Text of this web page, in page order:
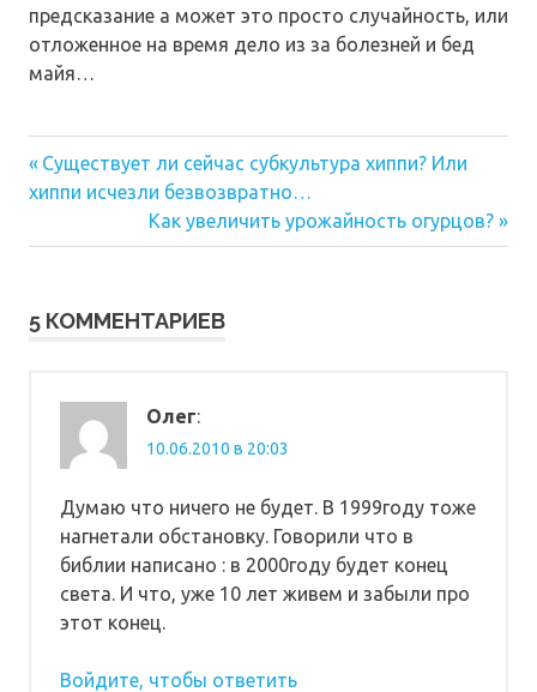
предсказание а может это просто случайность, или
отложенное на время дело из за болезней и бед
майя…
Навигация
записям
Предыдущая
запись:
Существует ли сейчас субкультура хиппи? Или
хиппи исчезли безвозвратно…
Следующая
запись:
Как увеличить урожайность огурцов?
5 КОММЕНТАРИЕВ
Олег:
10.06.2010 в 20:03
Думаю что ничего не будет. В 1999году тоже
нагнетали обстановку. Говорили что в
библии написано : в 2000году будет конец
света. И что, уже 10 лет живем и забыли про
этот конец.
Войдите, чтобы ответить